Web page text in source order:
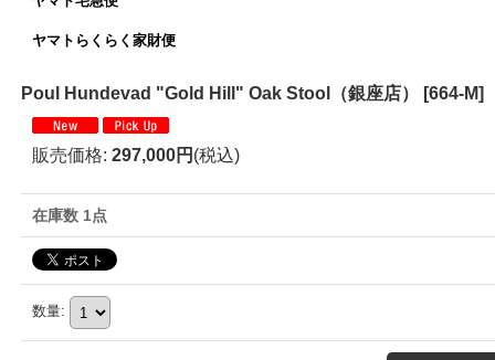
ヤマトらくらく家財便
Poul Hundevad "Gold Hill" Oak Stool（銀座店） [664-M]
販売価格: 297,000円 (税込)
在庫数 1点
数量: